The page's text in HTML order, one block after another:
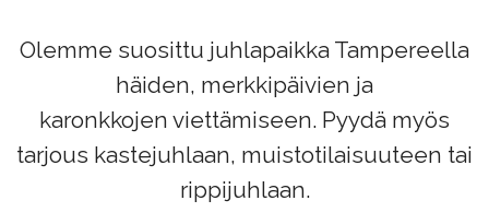
Olemme suosittu juhlapaikka Tampereella
häiden, merkkipäivien ja
karonkkojen viettämiseen. Pyydä myös
tarjous kastejuhlaan, muistotilaisuuteen tai
rippijuhlaan.